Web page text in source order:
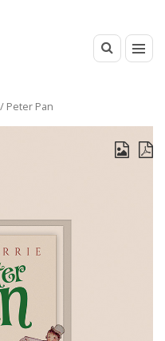
/ Peter Pan